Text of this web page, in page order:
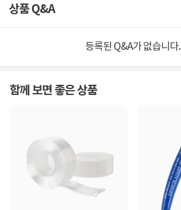
상품 Q&A
등록된 Q&A가 없습니다.
함께 보면 좋은 상품